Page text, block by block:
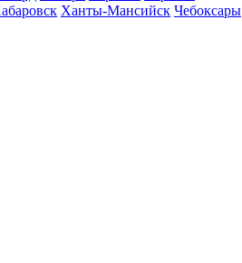
Ханты-Мансийск Чебоксары